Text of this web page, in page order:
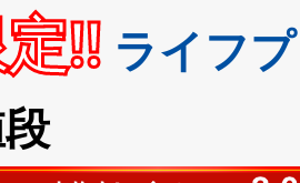
!! ライフ